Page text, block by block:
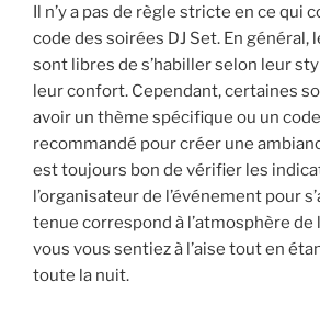
Il n’y a pas de règle stricte en ce qui
code des soirées DJ Set. En général,
sont libres de s’habiller selon leur
leur confort. Cependant, certaines
avoir un thème spécifique ou un
recommandé pour créer une
est toujours bon de vérifier les
l’organisateur de l’événement pour
tenue correspond à l’atmosphère de
vous vous sentiez à l’aise tout en
toute la nuit.